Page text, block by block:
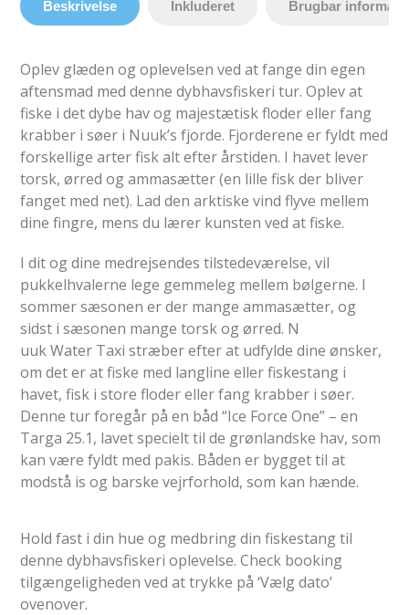
Beskrivelse Inkluderet Brugbar
Oplev glæden og oplevelsen ved at fange din egen
aftensmad med denne dybhavsfiskeri tur. Oplev at
fiske i det dybe hav og majestætisk floder eller fang
krabber i søer i Nuuk’s fjorde. Fjorderene er fyldt med
forskellige arter fisk alt efter årstiden. I havet lever
torsk, ørred og ammasætter (en lille fisk der bliver
fanget med net). Lad den arktiske vind flyve mellem
dine fingre, mens du lærer kunsten ved at fiske.
I dit og dine medrejsendes tilstedeværelse, vil
pukkelhvalerne lege gemmeleg mellem bølgerne. I
sommer sæsonen er der mange ammasætter, og
sidst i sæsonen mange torsk og ørred. N
uuk Water Taxi stræber efter at udfylde dine ønsker,
om det er at fiske med langline eller fiskestang i
havet, fisk i store floder eller fang krabber i søer.
Denne tur foregår på en båd “Ice Force One” – en
Targa 25.1, lavet specielt til de grønlandske hav, som
kan være fyldt med pakis. Båden er bygget til at
modstå is og barske vejrforhold, som kan hænde.
Hold fast i din hue og medbring din fiskestang til
denne dybhavsfiskeri oplevelse. Check booking
tilgængeligheden ved at trykke på ‘Vælg dato’
ovenover.